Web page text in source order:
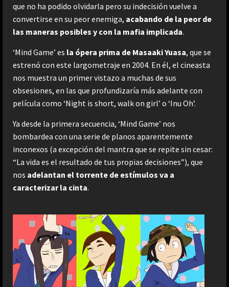
que no ha podido olvidarla pero su indecisión vuelve a
convertirse en su peor enemiga, acabando de la peor de
las maneras posibles y con la mafia implicada.
‘Mind Game’ es la ópera prima de Masaaki Yuasa, que se
estrenó con este largometraje en 2004. En él, el cineasta
nos muestra un primer vistazo a muchas de sus
obsesiones, en las que profundizaría más adelante con
película como ‘Night is short, walk on girl’ o ‘Inu Oh’.
Ya desde la primera secuencia, ‘Mind Game’ nos
bombardea con una serie de planos aparentemente
inconexos (a excepción del mantra que se repite sin cesar:
“La vida es el resultado de tus propias decisiones”), que
nos adelantan el torrente de estímulos va a
caracterizar la cinta.